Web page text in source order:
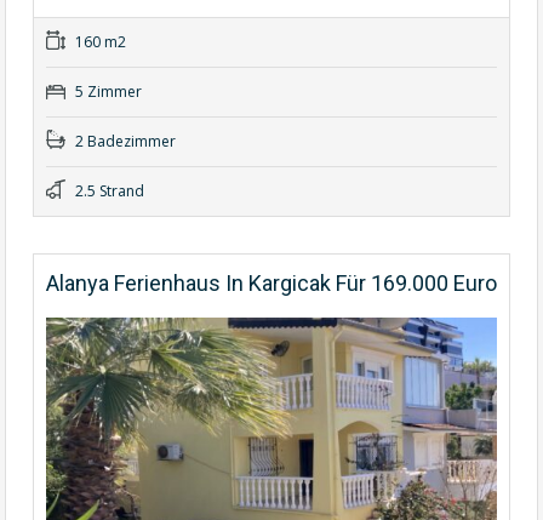
160 m2
5 Zimmer
2 Badezimmer
2.5 Strand
Alanya Ferienhaus In Kargicak Für 169.000 Euro